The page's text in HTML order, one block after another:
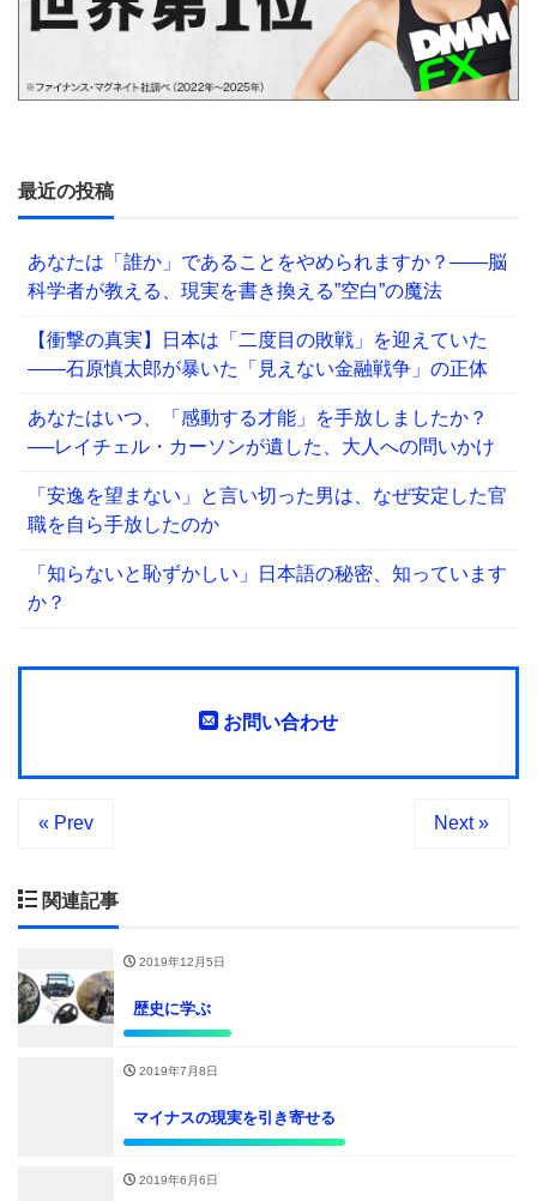
最近の投稿
あなたは「誰か」であることをやめられますか？——脳
科学者が教える、現実を書き換える”空白”の魔法
【衝撃の真実】日本は「二度目の敗戦」を迎えていた
――石原慎太郎が暴いた「見えない金融戦争」の正体
あなたはいつ、「感動する才能」を手放しましたか？
──レイチェル・カーソンが遺した、大人への問いかけ
「安逸を望まない」と言い切った男は、なぜ安定した官
職を自ら手放したのか
「知らないと恥ずかしい」日本語の秘密、知っています
か？
お問い合わせ
« Prev Next »
関連記事
2019年12月5日
歴史に学ぶ
2019年7月8日
マイナスの現実を引き寄せる
2019年6月6日